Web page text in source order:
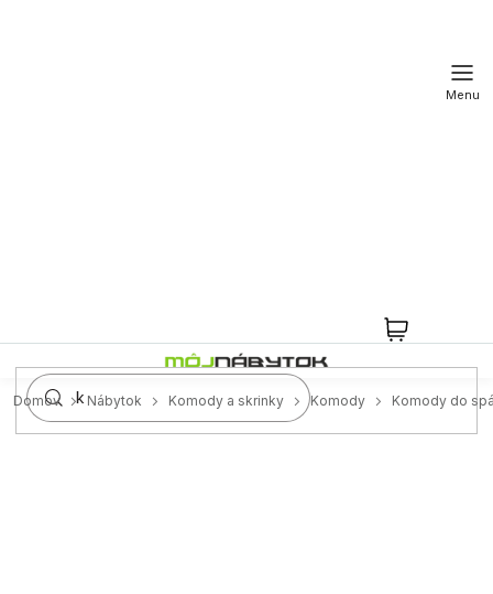
KOŠÍK
Domov Nábytok Komody a skrinky Komody Komody do